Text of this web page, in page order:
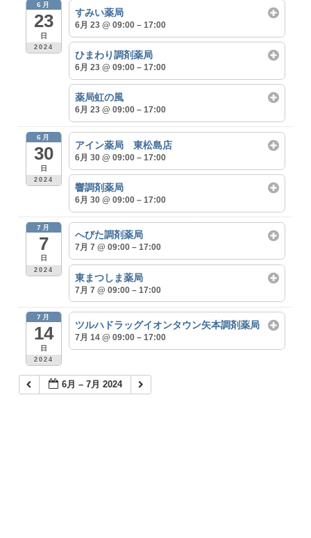
6月
23
日
2024
すみい薬局
6月 23 @ 09:00 – 17:00
ひまわり調剤薬局
6月 23 @ 09:00 – 17:00
薬局虹の風
6月 23 @ 09:00 – 17:00
6月
30
日
2024
アイン薬局 東松島店
6月 30 @ 09:00 – 17:00
響調剤薬局
6月 30 @ 09:00 – 17:00
7月
7
日
2024
へびた調剤薬局
7月 7 @ 09:00 – 17:00
東まつしま薬局
7月 7 @ 09:00 – 17:00
7月
14
日
2024
ツルハドラッグイオンタウン矢本調剤薬局
7月 14 @ 09:00 – 17:00
6月 – 7月 2024